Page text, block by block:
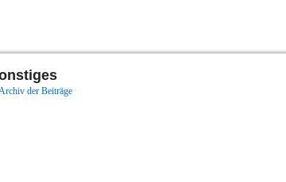
der Beiträge